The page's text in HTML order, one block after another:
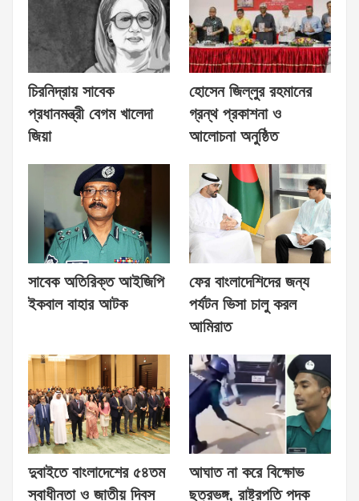
চিরনিদ্রায় সাবেক
প্রধানমন্ত্রী বেগম খালেদা
জিয়া
হোসেন জিল্লুর রহমানের
গ্রন্থ প্রকাশনা ও
আলোচনা অনুষ্ঠিত
সাবেক অতিরিক্ত আইজিপি
ইকবাল বাহার আটক
ফের বাংলাদেশিদের জন্য
পর্যটন ভিসা চালু করল
আমিরাত
দুবাইতে বাংলাদেশের ৫৪তম
স্বাধীনতা ও জাতীয় দিবস
আঘাত না করে বিক্ষোভ
ছত্রভঙ্গ, রাষ্ট্রপতি পদক